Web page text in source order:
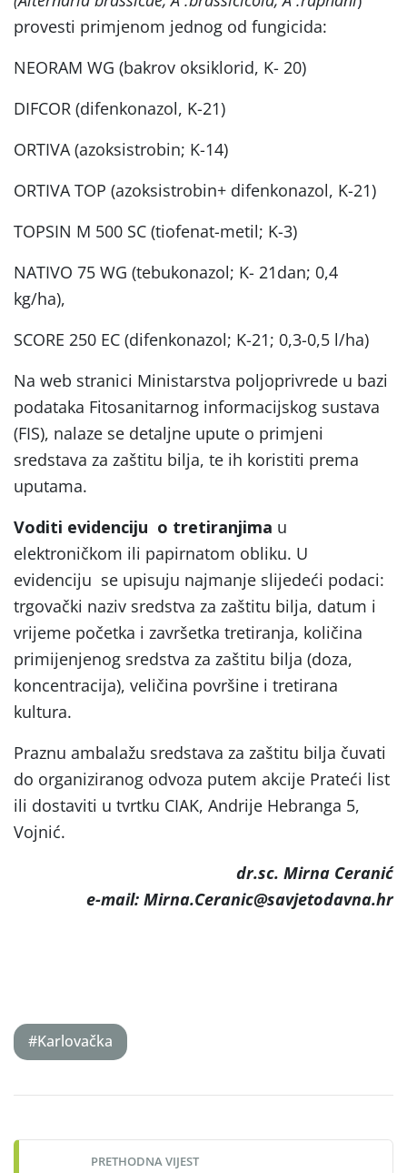
provesti primjenom jednog od fungicida:
NEORAM WG (bakrov oksiklorid, K- 20)
DIFCOR (difenkonazol, K-21)
ORTIVA (azoksistrobin; K-14)
ORTIVA TOP (azoksistrobin+ difenkonazol, K-21)
TOPSIN M 500 SC (tiofenat-metil; K-3)
NATIVO 75 WG (tebukonazol; K- 21dan; 0,4
kg/ha),
SCORE 250 EC (difenkonazol; K-21; 0,3-0,5 l/ha)
Na web stranici Ministarstva poljoprivrede u bazi
podataka Fitosanitarnog informacijskog sustava
(FIS), nalaze se detaljne upute o primjeni
sredstava za zaštitu bilja, te ih koristiti prema
uputama.
Voditi evidenciju o tretiranjima u
elektroničkom ili papirnatom obliku. U
evidenciju se upisuju najmanje slijedeći podaci:
trgovački naziv sredstva za zaštitu bilja, datum i
vrijeme početka i završetka tretiranja, količina
primijenjenog sredstva za zaštitu bilja (doza,
koncentracija), veličina površine i tretirana
kultura.
Praznu ambalažu sredstava za zaštitu bilja čuvati
do organiziranog odvoza putem akcije Prateći list
ili dostaviti u tvrtku CIAK, Andrije Hebranga 5,
Vojnić.
dr.sc. Mirna Ceranić
e-mail: Mirna.Ceranic@savjetodavna.hr
#Karlovačka
navigation
PRETHODNA VIJEST